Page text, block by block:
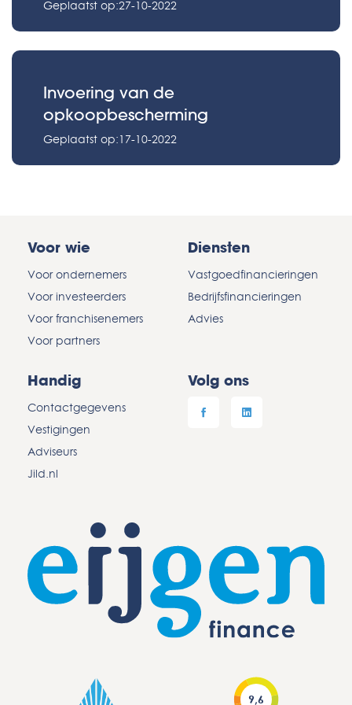
Geplaatst op:27-10-2022
Invoering van de
opkoopbescherming
Geplaatst op:17-10-2022
Voor wie
Voor ondernemers
Voor investeerders
Voor franchisenemers
Voor partners
Diensten
Vastgoedfinancieringen
Bedrijfsfinancieringen
Advies
Handig
Contactgegevens
Vestigingen
Adviseurs
Jild.nl
Volg ons
9,6